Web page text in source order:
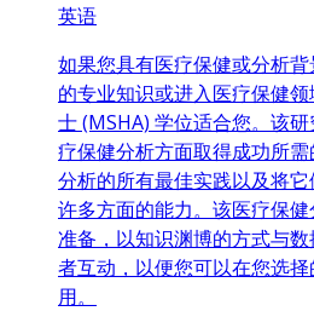
英语
如果您具有医疗保健或分析
的专业知识或进入医疗保健
士 (MSHA) 学位适合您。该
疗保健分析方面取得成功所
分析的所有最佳实践以及将
许多方面的能力。该医疗保
准备，以知识渊博的方式与
者互动，以便您可以在您选
用。